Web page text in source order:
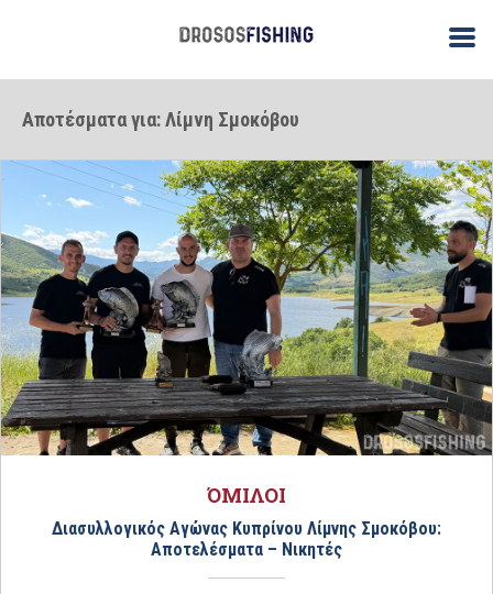
Αποτέσματα για: Λίμνη Σμοκόβου
ΌΜΙΛΟΙ
Διασυλλογικός Αγώνας Κυπρίνου Λίμνης Σμοκόβου:
Αποτελέσματα – Νικητές